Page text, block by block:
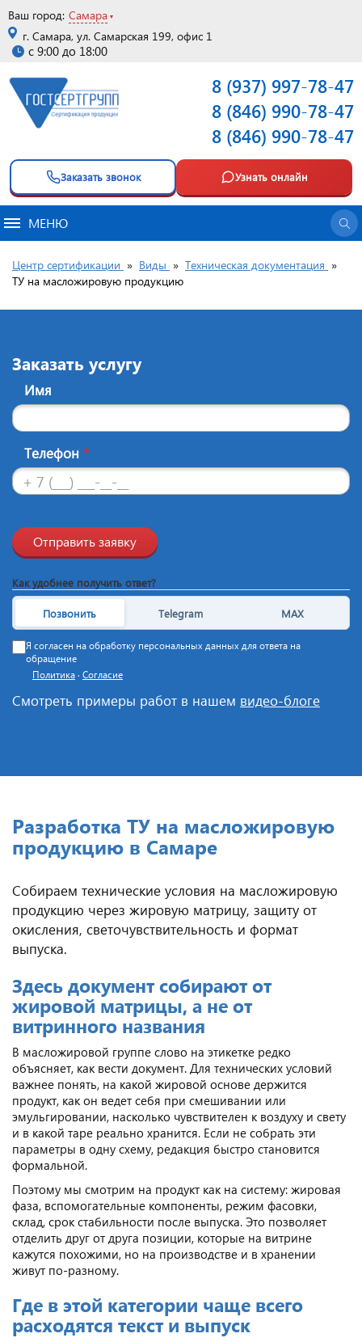
Ваш город: Самара
г. Самара, ул. Самарская 199, офис 1
с 9:00 до 18:00
8 (937) 997-78-47
8 (846) 990-78-47
8 (846) 990-78-47
Заказать звонок Узнать онлайн
МЕНЮ
Центр сертификации » Виды » Техническая документация »
ТУ на масложировую продукцию
Заказать услугу
Имя
Телефон *
Отправить заявку
Как удобнее получить ответ?
Позвонить Telegram MAX
Я согласен на обработку персональных данных для ответа на
обращение
Политика · Согласие
Смотреть примеры работ в нашем видео-блоге
Разработка ТУ на масложировую
продукцию в Самаре
Собираем технические условия на масложировую
продукцию через жировую матрицу, защиту от
окисления, светочувствительность и формат
выпуска.
Здесь документ собирают от
жировой матрицы, а не от
витринного названия
В масложировой группе слово на этикетке редко
объясняет, как вести документ. Для технических условий
важнее понять, на какой жировой основе держится
продукт, как он ведет себя при смешивании или
эмульгировании, насколько чувствителен к воздуху и свету
и в какой таре реально хранится. Если не собрать эти
параметры в одну схему, редакция быстро становится
формальной.
Поэтому мы смотрим на продукт как на систему: жировая
фаза, вспомогательные компоненты, режим фасовки,
склад, срок стабильности после выпуска. Это позволяет
отделить друг от друга позиции, которые на витрине
кажутся похожими, но на производстве и в хранении
живут по-разному.
Где в этой категории чаще всего
расходятся текст и выпуск